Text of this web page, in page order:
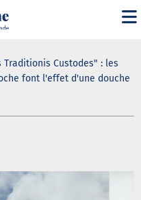
Custodes" : les
font l'effet d'une douche